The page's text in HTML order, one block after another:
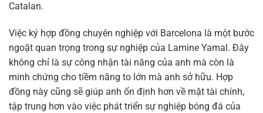
Catalan.
Việc ký hợp đồng chuyên nghiệp với Barcelona là một bước
ngoặt quan trọng trong sự nghiệp của Lamine Yamal. Đây
không chỉ là sự công nhận tài năng của anh mà còn là
minh chứng cho tiềm năng to lớn mà anh sở hữu. Hợp
đồng này cũng sẽ giúp anh ổn định hơn về mặt tài chính,
tập trung hơn vào việc phát triển sự nghiệp bóng đá của